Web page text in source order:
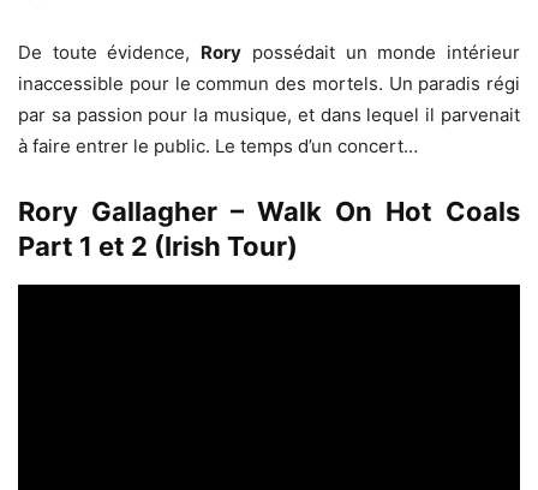
De toute évidence, Rory possédait un monde intérieur
inaccessible pour le commun des mortels. Un paradis régi
par sa passion pour la musique, et dans lequel il parvenait
à faire entrer le public. Le temps d’un concert…
Rory Gallagher – Walk On Hot Coals
Part 1 et 2 (Irish Tour)